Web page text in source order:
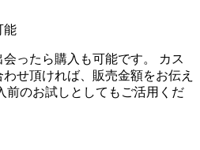
能
ったら購入も可能です。 カス
せ頂ければ、販売金額をお伝え
前のお試しとしてもご活用くだ